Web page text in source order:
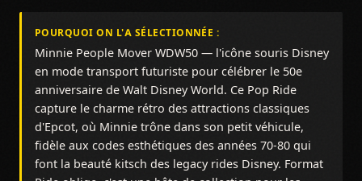
POURQUOI ON L'A SÉLECTIONNÉE :
Minnie People Mover WDW50 — l'icône souris Disney
en mode transport futuriste pour célébrer le 50e
anniversaire de Walt Disney World. Ce Pop Ride
capture le charme rétro des attractions classiques
d'Epcot, où Minnie trône dans son petit véhicule,
fidèle aux codes esthétiques des années 70-80 qui
font la beauté kitsch des legacy rides Disney. Format